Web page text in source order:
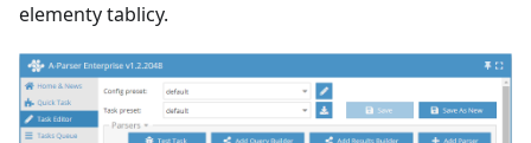
elementy tablicy.